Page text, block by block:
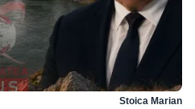
Stoica Marian